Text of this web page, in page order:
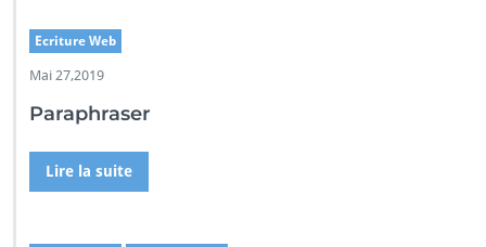
Ecriture Web
Mai 27,2019
Paraphraser
Lire la suite